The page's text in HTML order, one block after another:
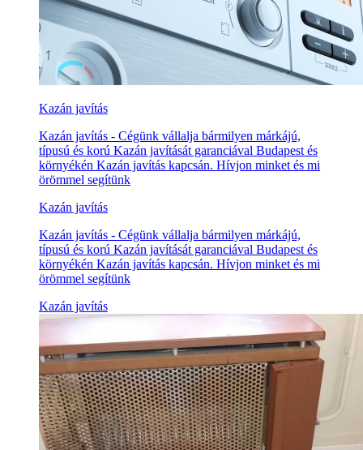
Kazán javítás
Kazán javítás - Cégünk vállalja bármilyen márkájú,
típusú és korú Kazán javítását garanciával Budapest és
környékén Kazán javítás kapcsán. Hívjon minket és mi
örömmel segítünk
Kazán javítás
Kazán javítás - Cégünk vállalja bármilyen márkájú,
típusú és korú Kazán javítását garanciával Budapest és
környékén Kazán javítás kapcsán. Hívjon minket és mi
örömmel segítünk
Kazán javítás